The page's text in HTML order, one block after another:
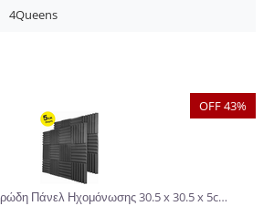
4Queens
OFF 43%
A2S Protection Αφρώδη Πάνελ Ηχομόνωσης 30.5 x 30.5 x 5cm 24τμχ